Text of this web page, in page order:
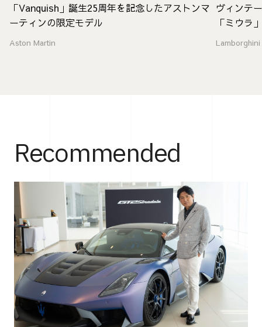
「Vanquish」誕生25周年を記念したアストンマ
ーティンの限定モデル
Aston Martin
ヴィンテ
「ミウラ
Lamborghini
Recommended